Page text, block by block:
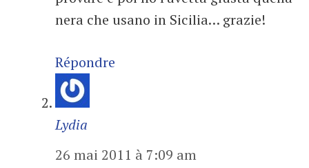
nera che usano in Sicilia… grazie!
Répondre
Lydia
26 mai 2011 à 7:09 am